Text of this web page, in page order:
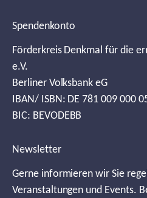
Spendenkonto
Förderkreis Denkmal für die
e.V.
Berliner Volksbank eG
IBAN/ ISBN: DE 781 009 000
BIC: BEVODEBB
Newsletter
Gerne informieren wir Sie
Veranstaltungen und Events.